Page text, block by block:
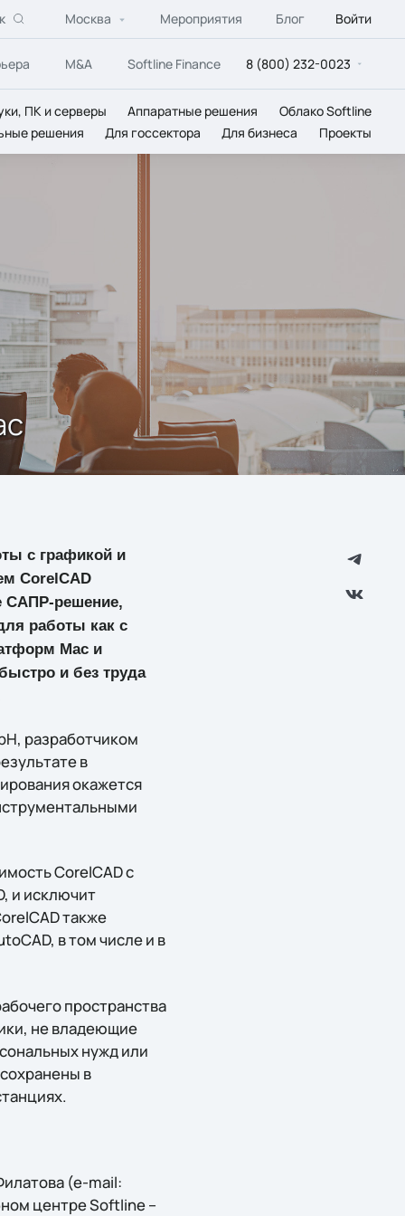
Москва Мероприятия Блог Войти
M&A Softline Finance 8 (800) 232-0023
ПК и серверы Аппаратные решения
Облако Softline
решения Для госсектора Для бизнеса Проекты
с графикой и
CorelCAD
САПР-решение,
работы как с
Mac и
и без труда
разработчиком
в
окажется
CorelCAD с
и исключит
также
в том числе и в
пространства
не владеющие
нужд или
в
(e-mail:
центре Softline –